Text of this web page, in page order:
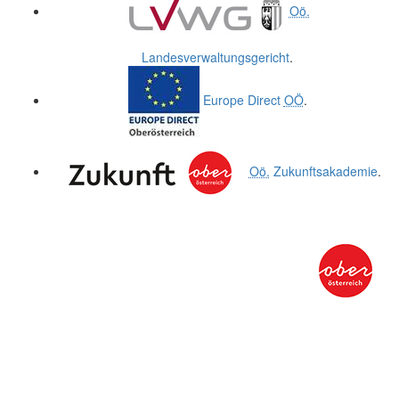
Oö.
Landesverwaltungsgericht.
Europe Direct OÖ.
Oö. Zukunftsakademie.